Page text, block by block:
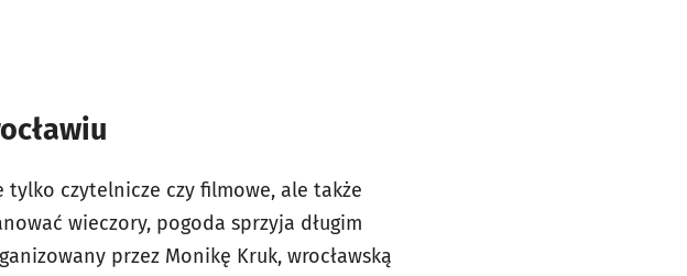
tylko czytelnicze czy filmowe, ale także
wieczory, pogoda sprzyja długim
przez Monikę Kruk, wrocławską